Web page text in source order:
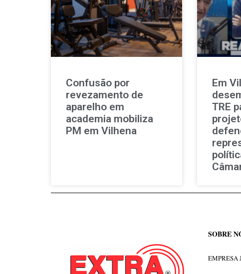
Confusão por
revezamento de
aparelho em
academia mobiliza
PM em Vilhena
Em
TRE
SOBRE
EMPRESA